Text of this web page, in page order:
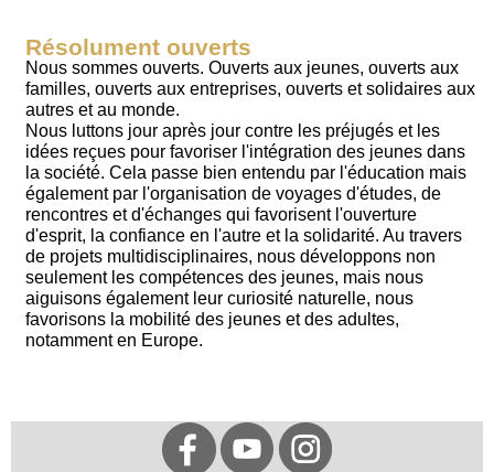
Résolument ouverts
Nous sommes ouverts. Ouverts aux jeunes, ouverts aux
familles, ouverts aux entreprises, ouverts et solidaires aux
autres et au monde.
Nous luttons jour après jour contre les préjugés et les
idées reçues pour favoriser l'intégration des jeunes dans
la société. Cela passe bien entendu par l'éducation mais
également par l'organisation de voyages d'études, de
rencontres et d'échanges qui favorisent l'ouverture
d'esprit, la confiance en l'autre et la solidarité. Au travers
de projets multidisciplinaires, nous développons non
seulement les compétences des jeunes, mais nous
aiguisons également leur curiosité naturelle, nous
favorisons la mobilité des jeunes et des adultes,
notamment en Europe.